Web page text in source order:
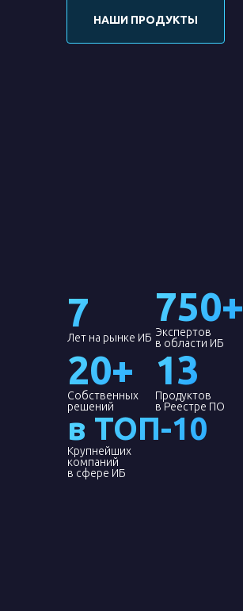
НАШИ ПРОДУКТЫ
7
Лет на рынке ИБ
750+
Экспертов
в области ИБ
20+
Собственных
решений
13
Продуктов
в Реестре ПО
в ТОП-10
Крупнейших
компаний
в сфере ИБ